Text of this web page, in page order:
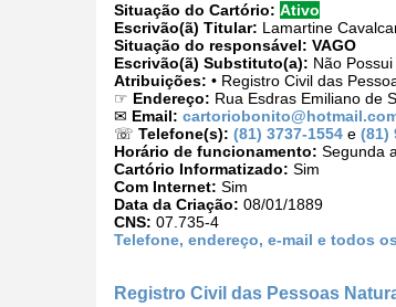
Situação do Cartório: Ativo
Escrivão(ã) Titular: Lamartine
Situação do responsável: VAGO
Escrivão(ã) Substituto(a): Não
Atribuições: • Registro Civil das
☞ Endereço: Rua Esdras Emiliano de
✉ Email:
☏ Telefone(s): (81) 3737-1554 e (81)
Horário de funcionamento: Segunda
Cartório Informatizado: Sim
Com Internet: Sim
Data da Criação: 08/01/1889
CNS: 07.735-4
Telefone, endereço, e-mail e todos
Registro Civil das Pessoas